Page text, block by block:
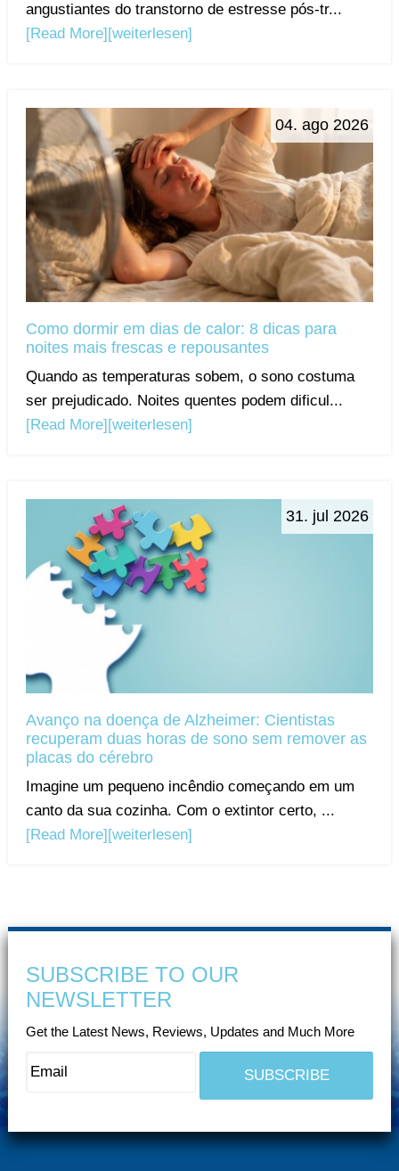
angustiantes do transtorno de estresse pós-tr...
[Read More] [weiterlesen]
04. ago 2026
Como dormir em dias de calor: 8 dicas para
noites mais frescas e repousantes
Quando as temperaturas sobem, o sono costuma
ser prejudicado. Noites quentes podem dificul...
[Read More] [weiterlesen]
31. jul 2026
Avanço na doença de Alzheimer: Cientistas
recuperam duas horas de sono sem remover as
placas do cérebro
Imagine um pequeno incêndio começando em um
canto da sua cozinha. Com o extintor certo, ...
[Read More][weiterlesen]
SUBSCRIBE TO OUR
NEWSLETTER
Get the Latest News, Reviews, Updates and Much More